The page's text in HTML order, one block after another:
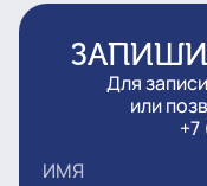
Для
или
ИМЯ